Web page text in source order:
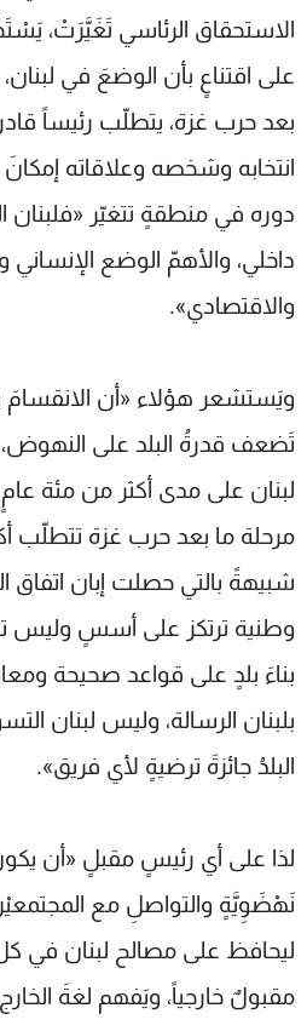
الاستحقاق الرئاسي تَغَيَّرَتْ،
على اقتناعٍ بأن الوضعَ في
بعد حرب غزة، يتطلّب رئيساً
انتخابه وشخصه وعلاقاته
دوره في منطقةٍ تتغيّر «فلبنان
داخلي، والأهمّ الوضع الإنساني
والاقتصادي».
ويَستشعر هؤلاء «أن الانقسامَ
تَضعف قدرةُ البلد على النهوض،
لبنان على مدى أكثر من مئة
مرحلة ما بعد حرب غزة تتطلّب
شبيهةً بالتي حصلت إبان اتفاق
وطنية ترتكز على أسسٍ وليس
بناءَ بلدٍ على قواعد صحيحة
بلبنان الرسالة، وليس لبنان
البلدُ جائزةَ ترضيةٍ لأي فريق».
لذا على أي رئيسٍ مقبلٍ «أن
نَهْضَوِيَّةٍ والتواصلِ مع
ليحافظ على مصالح لبنان في
مقبولٌ خارجياً، ويَفهم لغةَ